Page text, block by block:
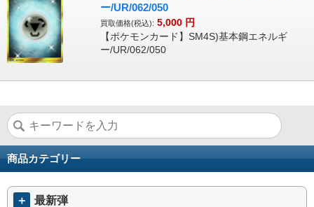
ー/UR/062/050
買取価格(税込): 5,000 円
【ポケモンカード】SM4S)基本鋼エネルギ
ー/UR/062/050
商品カテゴリー
＋ 最新弾